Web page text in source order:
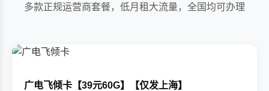
多款正规运营商套餐，低月租大流量，全国均可办理
广电飞倾卡【39元60G】【仅发上海】